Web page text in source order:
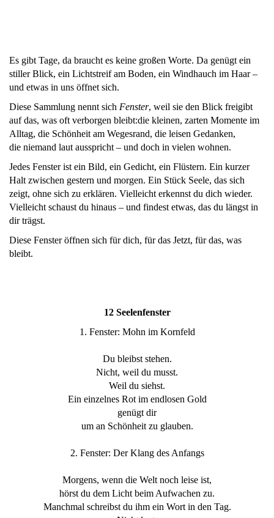
Es gibt Tage, da braucht es keine großen Worte. Da genügt ein
stiller Blick, ein Lichtstreif am Boden, ein Windhauch im Haar –
und etwas in uns öffnet sich.
Diese Sammlung nennt sich Fenster, weil sie den Blick freigibt
auf das, was oft verborgen bleibt:die kleinen, zarten Momente im
Alltag, die Schönheit am Wegesrand, die leisen Gedanken,
die niemand laut ausspricht – und doch in vielen wohnen.
Jedes Fenster ist ein Bild, ein Gedicht, ein Flüstern. Ein kurzer
Halt zwischen gestern und morgen. Ein Stück Seele, das sich
zeigt, ohne sich zu erklären. Vielleicht erkennst du dich wieder.
Vielleicht schaust du hinaus – und findest etwas, das du längst in
dir trägst.
Diese Fenster öffnen sich für dich, für das Jetzt, für das, was
bleibt.
12 Seelenfenster
1. Fenster: Mohn im Kornfeld
Du bleibst stehen.
Nicht, weil du musst.
Weil du siehst.
Ein einzelnes Rot im endlosen Gold
genügt dir
um an Schönheit zu glauben.
2. Fenster: Der Klang des Anfangs
Morgens, wenn die Welt noch leise ist,
hörst du dem Licht beim Aufwachen zu.
Manchmal schreibst du ihm ein Wort in den Tag.